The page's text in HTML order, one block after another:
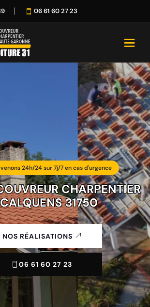
06 61 60 27 23
24h/24 sur 7j/7 en cas d'urgence
CHARPENTIER
31750
NOS RÉALISATIONS
06 61 60 27 23